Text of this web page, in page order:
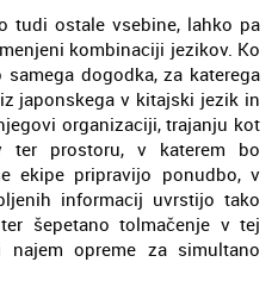
tudi ostale vsebine, lahko pa
kombinaciji jezikov. Ko
dogodka, za katerega
japonskega v kitajski jezik in
organizaciji, trajanju kot
ter prostoru, v katerem bo
ekipe pripravijo ponudbo, v
informacij uvrstijo tako
šepetano tolmačenje v tej
opreme za simultano